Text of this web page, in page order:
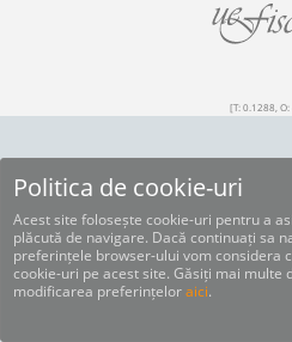
[T: 0.1288, O:
Politica de cookie-uri
Acest site folosește cookie-uri pentru a
plăcută de navigare. Dacă continuați sa
preferințele browser-ului vom considera
cookie-uri pe acest site. Găsiți mai multe
modificarea preferințeloraici.